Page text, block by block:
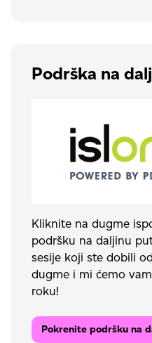
Podrška na
Kliknite na dugme
podršku na daljinu
sesije koji ste dobili
dugme i mi ćemo
roku!
Pokrenite podršku na